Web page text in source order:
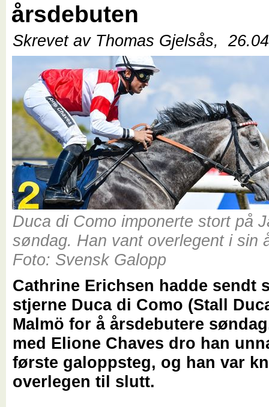
årsdebuten
Skrevet av Thomas Gjelsås,
Duca di Como imponerte stort på
søndag. Han vant overlegent i sin
Foto: Svensk Galopp
Cathrine Erichsen hadde sendt
stjerne Duca di Como (Stall
Malmö for å årsdebutere
med Elione Chaves dro han
første galoppsteg, og han var
overlegen til slutt.